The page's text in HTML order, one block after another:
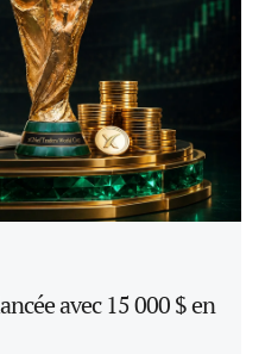
avec 15 000 $ en